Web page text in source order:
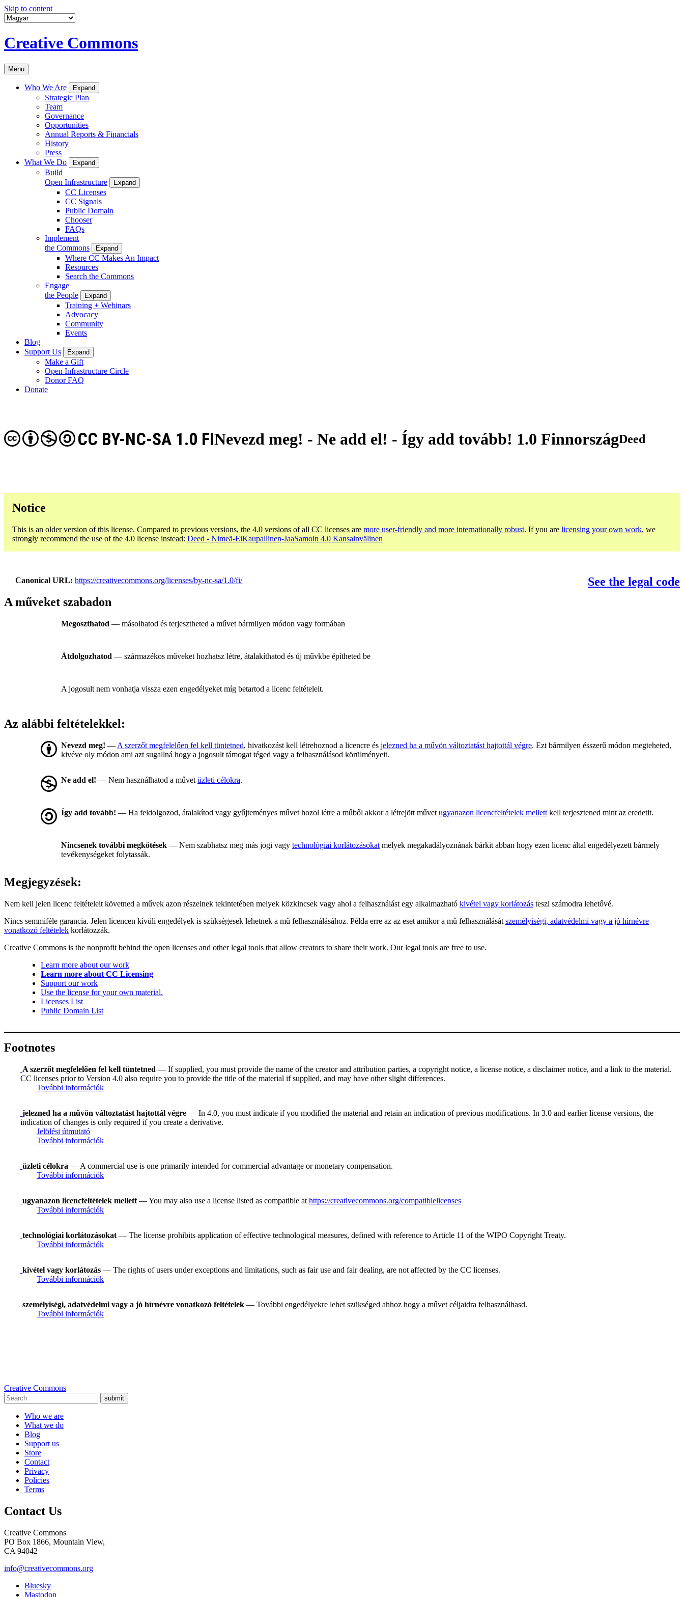
Skip to content
Creative Commons
Menu
Who We Are Expand
Strategic Plan
Team
Governance
Opportunities
Annual Reports & Financials
History
Press
What We Do
Expand
Build
Open Infrastructure
Expand
CC Licenses
CC Signals
Public Domain
Chooser
FAQs
Implement
the Commons
Expand
Where CC Makes An Impact
Resources
Search the Commons
Engage
the People
Expand
Training + Webinars
Advocacy
Community
Events
Blog
Support Us
Expand
Make a Gift
Open Infrastructure Circle
Donor FAQ
Donate
Nevezd meg! - Ne add el! - Így add tovább! 1.0 Finnország
CC BY-NC-SA 1.0 FI Deed
Notice
This is an older version of this license. Compared to previous versions, the 4.0 versions of all CC licenses are more user-friendly and more internationally robust. If you are licensing your own work, we
strongly recommend the use of the 4.0 license instead: Deed - Nimeä-EiKaupallinen-JaaSamoin 4.0 Kansainvälinen
Canonical URL https://creativecommons.org/licenses/by-nc-sa/1.0/fi/
See the legal code
A műveket szabadon
Megoszthatod — másolhatod és terjesztheted a művet bármilyen módon vagy formában
Átdolgozhatod — származékos műveket hozhatsz létre, átalakíthatod és új művkbe építheted be
A jogosult nem vonhatja vissza ezen engedélyeket míg betartod a licenc feltételeit.
Az alábbi feltételekkel:
Nevezd meg! — A szerzőt megfelelően fel kell tüntetned, hivatkozást kell létrehoznod a licencre és jelezned ha a művön változtatást hajtottál végre. Ezt bármilyen ésszerű módon megteheted,
kivéve oly módon ami azt sugallná hogy a jogosult támogat téged vagy a felhasználásod körülményeit.
Ne add el! — Nem használhatod a művet üzleti célokra.
Így add tovább! — Ha feldolgozod, átalakítod vagy gyűjteményes művet hozol létre a műből akkor a létrejött művet ugyanazon licencfeltételek mellett kell terjesztened mint az eredetit.
Nincsenek további megkötések — Nem szabhatsz meg más jogi vagy technológiai korlátozásokat melyek megakadályoznának bárkit abban hogy ezen licenc által engedélyezett bármely
tevékenységeket folytassák.
Megjegyzések:
Nem kell jelen licenc feltételeit követned a művek azon részeinek tekintetében melyek közkincsek vagy ahol a felhasználást egy alkalmazható kivétel vagy korlátozás teszi számodra lehetővé.
Nincs semmiféle garancia. Jelen licencen kívüli engedélyek is szükségesek lehetnek a mű felhasználásához. Példa erre az az eset amikor a mű felhasználását személyiségi, adatvédelmi vagy a jó hírnévre
vonatkozó feltételek korlátozzák.
Creative Commons is the nonprofit behind the open licenses and other legal tools that allow creators to share their work. Our legal tools are free to use.
Learn more about our work
Learn more about CC Licensing
Support our work
Use the license for your own material.
Licenses List
Public Domain List
Footnotes
A szerzőt megfelelően fel kell tüntetned — If supplied, you must provide the name of the creator and attribution parties, a copyright notice, a license notice, a disclaimer notice, and a link to the material.
CC licenses prior to Version 4.0 also require you to provide the title of the material if supplied, and may have other slight differences.
További információk
jelezned ha a művön változtatást hajtottál végre — In 4.0, you must indicate if you modified the material and retain an indication of previous modifications. In 3.0 and earlier license versions, the
indication of changes is only required if you create a derivative.
Jelölési útmutató
További információk
üzleti célokra — A commercial use is one primarily intended for commercial advantage or monetary compensation.
További információk
ugyanazon licencfeltételek mellett — You may also use a license listed as compatible at https://creativecommons.org/compatiblelicenses
További információk
technológiai korlátozásokat — The license prohibits application of effective technological measures, defined with reference to Article 11 of the WIPO Copyright Treaty.
További információk
kivétel vagy korlátozás — The rights of users under exceptions and limitations, such as fair use and fair dealing, are not affected by the CC licenses.
További információk
személyiségi, adatvédelmi vagy a jó hírnévre vonatkozó feltételek — További engedélyekre lehet szükséged ahhoz hogy a művet céljaidra felhasználhasd.
További információk
Creative Commons
submit
Who we are
What we do
Blog
Support us
Store
Contact
Privacy
Policies
Terms
Contact Us
Creative Commons
PO Box 1866, Mountain View,
CA 94042
info@creativecommons.org
Bluesky
Mastodon